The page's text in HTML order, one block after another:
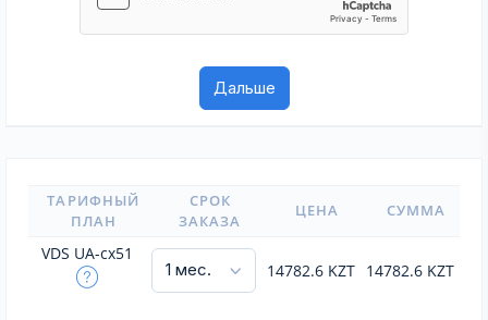
ТАРИФНЫЙ
ПЛАН
СРОК
ЗАКАЗА
ЦЕНА СУММА
VDS UA-cx51
14782.6 KZT 14782.6 KZT